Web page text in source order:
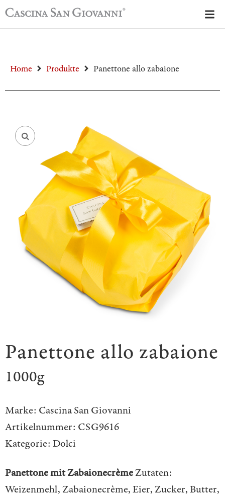
Home Produkte Panettone allo zabaione
Panettone allo zabaione
1000g
Marke: Cascina San Giovanni
Artikelnummer: CSG9616
Kategorie: Dolci
Panettone mit ZabaionecrèmeZutaten:
Weizenmehl, Zabaionecrème, Eier, Zucker, Butter,